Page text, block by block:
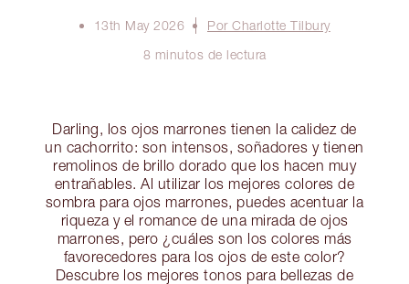
13th May 2026
Por Charlotte Tilbury
8 minutos de lectura
Darling, los ojos marrones tienen la calidez de
un cachorrito: son intensos, soñadores y tienen
remolinos de brillo dorado que los hacen muy
entrañables. Al utilizar los mejores colores de
sombra para ojos marrones, puedes acentuar la
riqueza y el romance de una mirada de ojos
marrones, pero ¿cuáles son los colores más
favorecedores para los ojos de este color?
Descubre los mejores tonos para bellezas de